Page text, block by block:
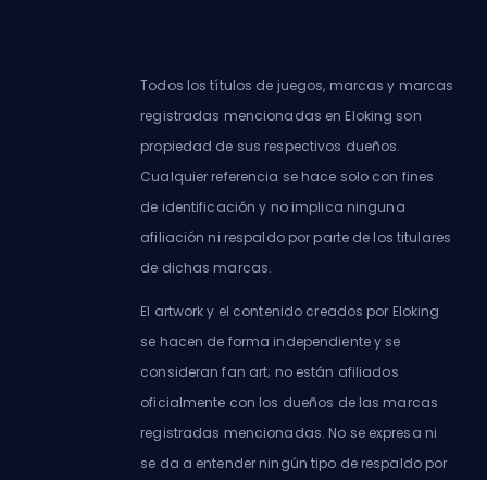
Todos los títulos de juegos, marcas y marcas
registradas mencionadas en Eloking son
propiedad de sus respectivos dueños.
Cualquier referencia se hace solo con fines
de identificación y no implica ninguna
afiliación ni respaldo por parte de los titulares
de dichas marcas.
El artwork y el contenido creados por Eloking
se hacen de forma independiente y se
consideran fan art; no están afiliados
oficialmente con los dueños de las marcas
registradas mencionadas. No se expresa ni
se da a entender ningún tipo de respaldo por